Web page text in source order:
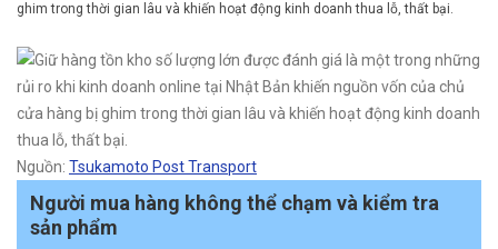
ghim trong thời gian lâu và khiến hoạt động kinh doanh thua lỗ, thất bại.
Nguồn: Tsukamoto Post Transport
Người mua hàng không thể chạm và kiểm tra
sản phẩm